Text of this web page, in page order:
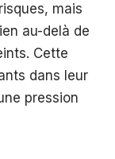
mais
au-delà de
Cette
dans leur
pression